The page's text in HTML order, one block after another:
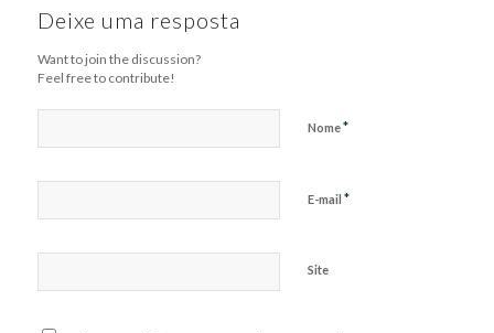
Deixe uma resposta
Want to join the discussion?
Feel free to contribute!
Nome*
E-mail *
Site